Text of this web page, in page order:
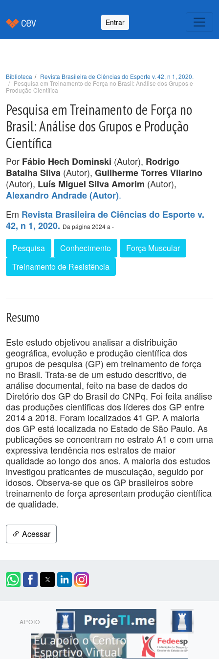
Entrar
Biblioteca
Revista Brasileira de Ciências do Esporte v. 42, n 1, 2020.
Pesquisa em Treinamento de Força no Brasil: Análise dos Grupos e
Produção Científica
Pesquisa em Treinamento de Força no
Brasil: Análise dos Grupos e Produção
Científica
Por Fábio Hech Dominski (Autor), Rodrigo
Batalha Silva (Autor), Guilherme Torres Vilarino
(Autor), Luís Miguel Silva Amorim (Autor),
Alexandro Andrade (Autor).
Em Revista Brasileira de Ciências do Esporte v.
42, n 1, 2020. Da página 2024 a -
Pesquisa Conhecimento
Força Muscular
Treinamento de Resistência
Resumo
Este estudo objetivou analisar a distribuição
geográfica, evolução e produção científica dos
grupos de pesquisa (GP) em treinamento de força
no Brasil. Trata-se de um estudo descritivo, de
análise documental, feito na base de dados do
Diretório dos GP do Brasil do CNPq. Foi feita análise
das produções cientificas dos líderes dos GP entre
2014 a 2018. Foram localizados 41 GP. A maioria
dos GP está localizada no Estado de São Paulo. As
publicações se concentram no estrato A1 e com uma
expressiva tendência nos estratos de maior
qualidade ao longo dos anos. A maioria dos estudos
investigou praticantes de musculação, seguido por
idosos. Observa-se que os GP brasileiros sobre
treinamento de força apresentam produção científica
de qualidade.
Acessar
APOIO